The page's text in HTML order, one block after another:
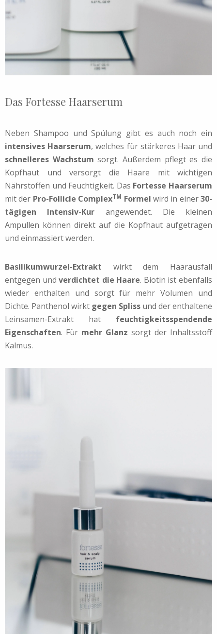
Das Fortesse Haarserum
Neben Shampoo und Spülung gibt es auch noch ein
intensives Haarserum, welches für stärkeres Haar und
schnelleres Wachstum sorgt. Außerdem pflegt es die
Kopfhaut und versorgt die Haare mit wichtigen
Nährstoffen und Feuchtigkeit. Das Fortesse Haarserum
mit der Pro-Follicle ComplexTM Formel wird in einer30-
tägigen Intensiv-Kur angewendet. Die kleinen
Ampullen können direkt auf die Kopfhaut aufgetragen
und einmassiert werden.
Basilikumwurzel-Extrakt wirkt dem Haarausfall
entgegen undverdichtet die Haare. Biotin ist ebenfalls
wieder enthalten und sorgt für mehr Volumen und
Dichte. Panthenol wirkt gegen Spliss und der enthaltene
Leinsamen-Extrakt hat feuchtigkeitsspendende
Eigenschaften. Für mehr Glanz sorgt der Inhaltsstoff
Kalmus.